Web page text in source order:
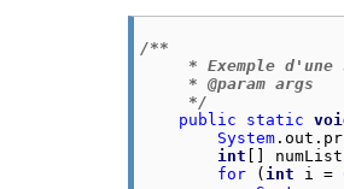
        }
Collections
int []
for (int i =
        }
/**
* Exemple d'une
     * @param args
     */
public
static
System . out .
int [] numList
for ( int i =